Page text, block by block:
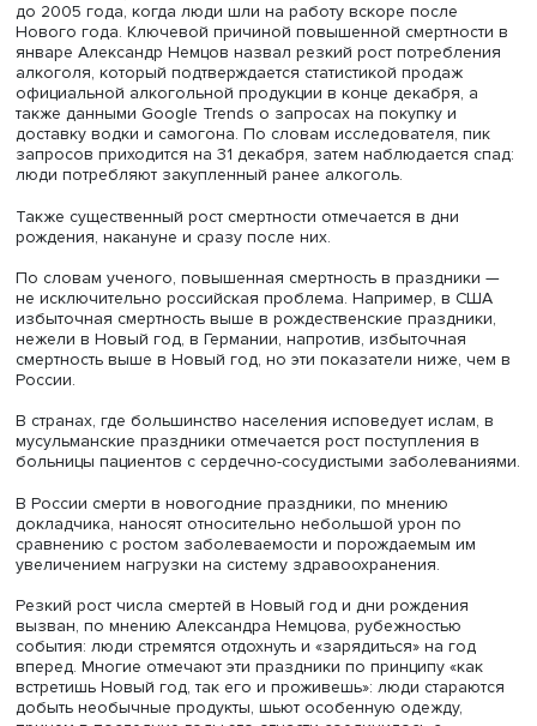
По расчетам Александра Немцова, общая избыточная
смертность в период с 1 по 22 января за 9 лет
000 человек, в том числе 21 000 — за 1 и 2 января.
Наивысший рост смертности в январские праздники
отмечается в возрастной категории 45–55 лет. «Такова
за особое отношение к январским праздникам», —
ученый.
Наибольший вклад в избыточную смертность вносят
органов кровообращения, сердечно-сосудистые
заболевания и алкогольные отравления. В эти же дни
число убийств и самоубийств.
По мнению докладчика, причина роста смертности в
не длинные праздники. Ее резкое увеличение
до 2005 года, когда люди шли на работу вскоре после
Нового года. Ключевой причиной повышенной
январе Александр Немцов назвал резкий рост
алкоголя, который подтверждается статистикой продаж
также данными Google Trends о запросах на покупку и
доставку водки и самогона. По словам исследователя,
запросов приходится на 31 декабря, затем
люди потребляют закупленный ранее алкоголь.
Также существенный рост смертности отмечается в дни
рождения, накануне и сразу после них.
По словам ученого, повышенная смертность в
не исключительно российская проблема. Например, в